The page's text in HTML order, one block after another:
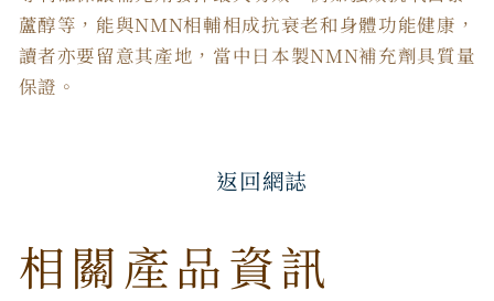
蘆醇等，能與NMN相輔相成抗衰老和身體功能健康，
讀者亦要留意其產地，當中日本製NMN補充劑具質量
保證。
返回網誌
相關產品資訊